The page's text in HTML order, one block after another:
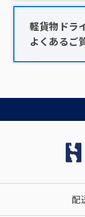
軽貨物ドラ
よくあるご
配